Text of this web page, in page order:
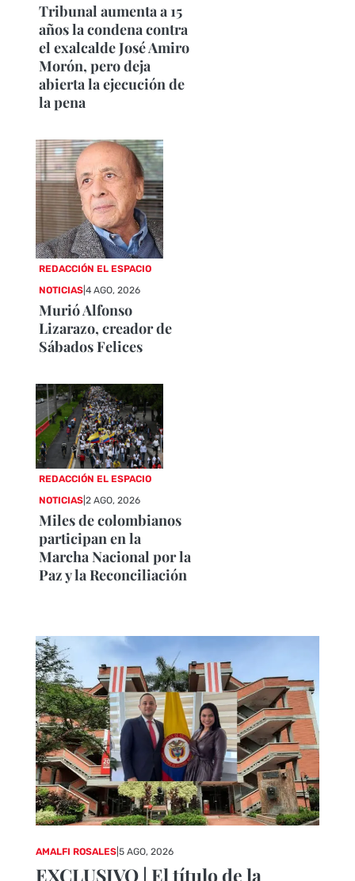
Tribunal aumenta a 15
años la condena contra
el exalcalde José Amiro
Morón, pero deja
abierta la ejecución de
la pena
REDACCIÓN EL ESPACIO
NOTICIAS |4 AGO, 2026
Murió Alfonso
Lizarazo, creador de
Sábados Felices
REDACCIÓN EL ESPACIO
NOTICIAS |2 AGO, 2026
Miles de colombianos
participan en la
Marcha Nacional por la
Paz y la Reconciliación
AMALFI ROSALES| 5 AGO, 2026
EXCLUSIVO | El título de la